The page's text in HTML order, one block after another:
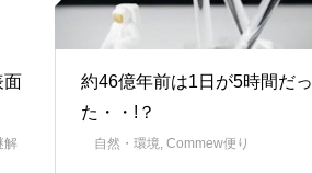
面
解
約46億年前は1日が5時間だっ
た・・!？
自然・環境, Commew便り